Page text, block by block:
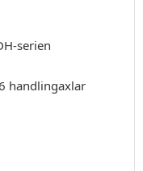
serien
handlingaxlar